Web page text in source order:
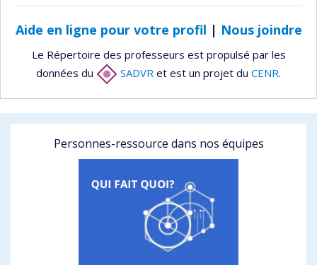
Aide en ligne pour votre profil | Nous joindre
Le Répertoire des professeurs est propulsé par les
données du
SADVR et est un projet du CENR.
Personnes-ressource dans nos équipes